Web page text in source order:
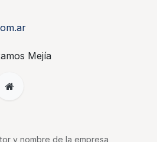
Mejía
y nombre de la empresa